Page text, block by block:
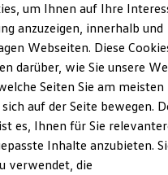
Modelle
um Ihnen auf Ihre
anzuzeigen, innerhalb und
Webseiten. Diese
darüber, wie Sie unsere
Seiten Sie am meisten
auf der Seite bewegen.
es, Ihnen für Sie
Inhalte anzubieten.
verwendet, die